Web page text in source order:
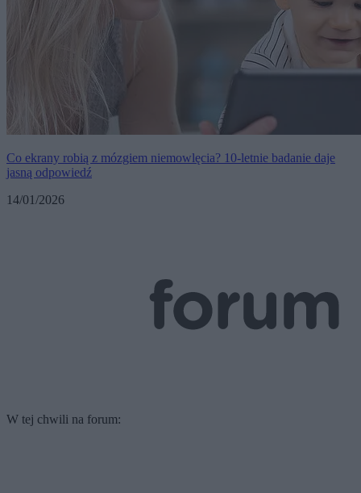
Co ekrany robią z mózgiem niemowlęcia? 10-letnie badanie daje
jasną odpowiedź
14/01/2026
W tej chwili na forum: